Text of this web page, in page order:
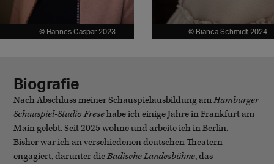
© Hannes Caspar 2023 © Bianca Schmidt 2024
Biografie
Nach Abschluss meiner Schauspielausbildung amHamburger
Schauspiel-Studio Fresehabe ich einige Jahre in Frankfurt am
Main gelebt. Seit 2025 wohne und arbeite ich in Berlin.
Bisher war ich an verschiedenen deutschen Theatern
engagiert, darunter dieBadische Landesbühne, das